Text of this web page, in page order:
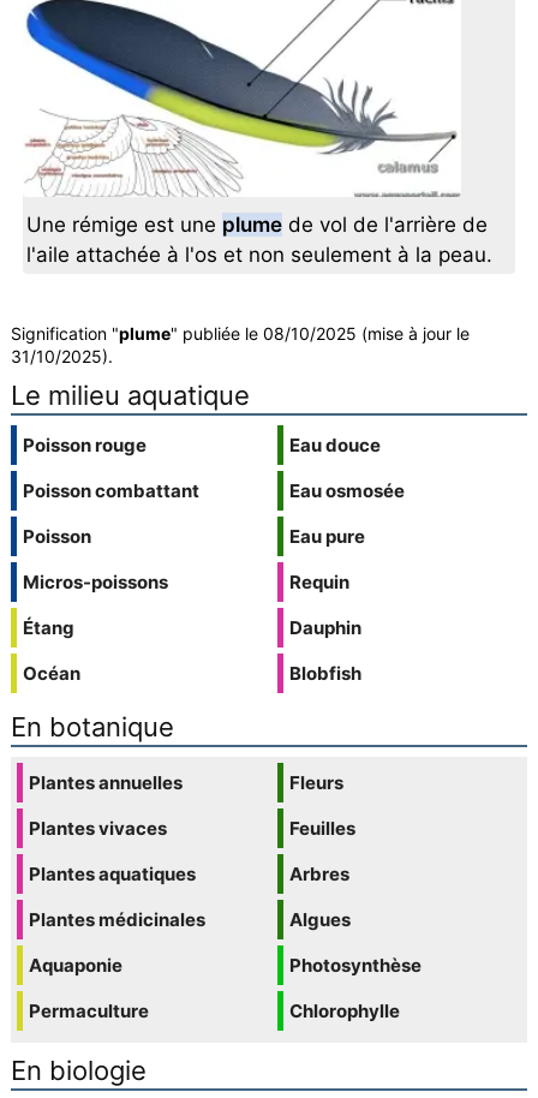
Une rémige est une plume de vol de l'arrière de
l'aile attachée à l'os et non seulement à la peau.
Signification "plume" publiée le 08/10/2025 (mise à jour le
31/10/2025).
Le milieu aquatique
Poisson rouge
Poisson combattant
Poisson
Micros-poissons
Étang
Océan
Eau douce
Eau osmosée
Eau pure
Requin
Dauphin
Blobfish
En botanique
Plantes annuelles
Plantes vivaces
Plantes aquatiques
Plantes médicinales
Aquaponie
Permaculture
Fleurs
Feuilles
Arbres
Algues
Photosynthèse
Chlorophylle
En biologie